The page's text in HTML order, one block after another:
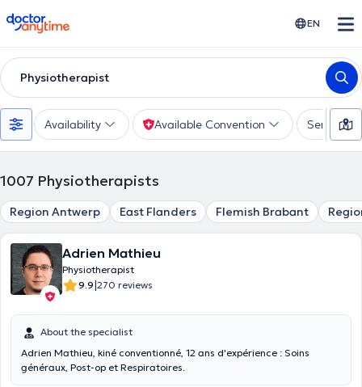
doctoranytime EN
Physiotherapist
Availability Available Convention Services
1007 Physiotherapists
Region Antwerp East Flanders Flemish Brabant
Adrien Mathieu
Physiotherapist
9.9|270 reviews
About the specialist
Adrien Mathieu, kiné conventionné, 12 ans d'expérience : Soins
généraux, Post-op et Respiratoires.